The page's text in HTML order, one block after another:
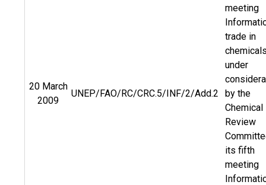
meeting
20 March
2009
UNEP/FAO/RC/CRC.5/INF/2/Add.2
trade in
under
by the
Chemical
Review
its fifth
meeting